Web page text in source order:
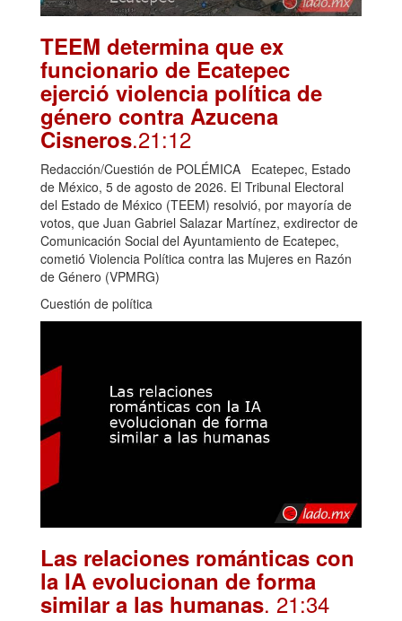
TEEM determina que ex
funcionario de Ecatepec
ejerció violencia política de
género contra Azucena
Cisneros.21:12
Redacción/Cuestión de POLÉMICA Ecatepec, Estado
de México, 5 de agosto de 2026. El Tribunal Electoral
del Estado de México (TEEM) resolvió, por mayoría de
votos, que Juan Gabriel Salazar Martínez, exdirector de
Comunicación Social del Ayuntamiento de Ecatepec,
cometió Violencia Política contra las Mujeres en Razón
de Género (VPMRG)
Cuestión de política
Las relaciones románticas con
la IA evolucionan de forma
similar a las humanas. 21:34